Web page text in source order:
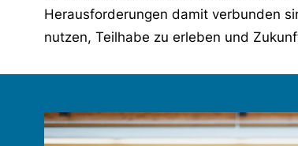
Herausforderungen damit verbunden
nutzen, Teilhabe zu erleben und